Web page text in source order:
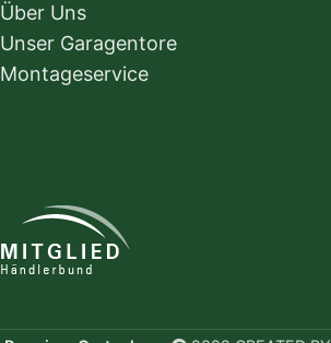
Über Uns
Unser Garagentore
Montageservice